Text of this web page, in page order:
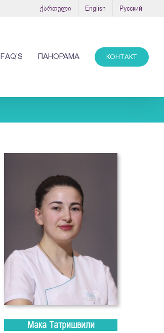
ქართული English Русский
FAQ’S ПАНОРАМА КОНТАКТ
Мака Татришвили